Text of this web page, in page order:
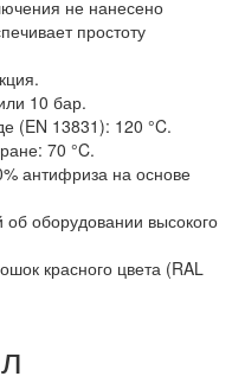
не нанесено
простоту
10 бар.
(EN 13831): 120 °C.
70 °C.
антифриза на основе
об оборудовании высокого
красного цвета (RAL